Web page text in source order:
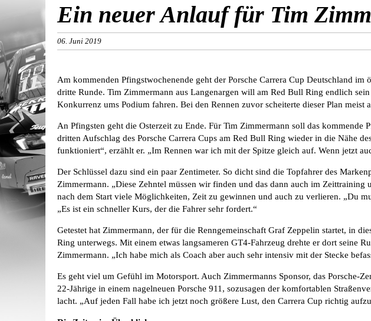
Ein neuer Anlauf für Tim
06. Juni 2019
Am kommenden Pfingstwochenende geht der Porsche Carrera Cup Deutschland im
dritte Runde. Tim Zimmermann aus Langenargen will am Red Bull Ring endlich
Konkurrenz ums Podium fahren. Bei den Rennen zuvor scheiterte dieser Plan
An Pfingsten geht die Osterzeit zu Ende. Für Tim Zimmermann soll das
dritten Aufschlag des Porsche Carrera Cups am Red Bull Ring wieder in die Nähe
funktioniert“, erzählt er. „Im Rennen war ich mit der Spitze gleich auf. Wenn jetzt
Der Schlüssel dazu sind ein paar Zentimeter. So dicht sind die Topfahrer des
Zimmermann. „Diese Zehntel müssen wir finden und das dann auch im
nach dem Start viele Möglichkeiten, Zeit zu gewinnen und auch zu verlieren. „Du
„Es ist ein schneller Kurs, der die Fahrer sehr fordert.“
Getestet hat Zimmermann, der für die Renngemeinschaft Graf Zeppelin startet, in
Ring unterwegs. Mit einem etwas langsameren GT4-Fahrzeug drehte er dort seine
Zimmermann. „Ich habe mich als Coach aber auch sehr intensiv mit der Stecke
Es geht viel um Gefühl im Motorsport. Auch Zimmermanns Sponsor, das Porsche-
22-Jährige in einem nagelneuen Porsche 911, sozusagen der komfortablen
lacht. „Auf jeden Fall habe ich jetzt noch größere Lust, den Carrera Cup richtig